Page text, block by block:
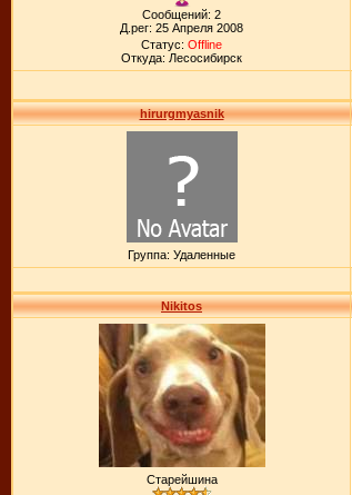
Сообщений: 2
Д.рег: 25 Апреля 2008
Статус: Offline
Откуда: Лесосибирск
hirurgmyasnik
Группа: Удаленные
Nikitos
Старейшина